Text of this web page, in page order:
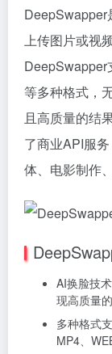
DeepSwapper
上传图片或视
DeepSwapper
等多种格式，
且高质量的结
了商业API服
体、电影制作
AI换脸技
现高质量
多种格式
MP4、